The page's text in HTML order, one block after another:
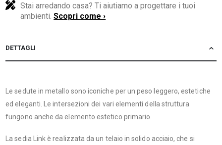
Stai arredando casa? Ti aiutiamo a progettare i tuoi
ambienti.Scopri come ›
DETTAGLI
Le sedute in metallo sono iconiche per un peso leggero, estetiche
ed eleganti. Le intersezioni dei vari elementi della struttura
fungono anche da elemento estetico primario.
La sedia Link è realizzata da un telaio in solido acciaio, che si